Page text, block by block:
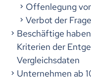
Offenlegung
Verbot der
Beschäftige
Kriterien der
Vergleichsdaten
Unternehmen ab